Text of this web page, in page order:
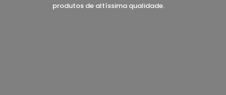
produtos de altíssima qualidade.